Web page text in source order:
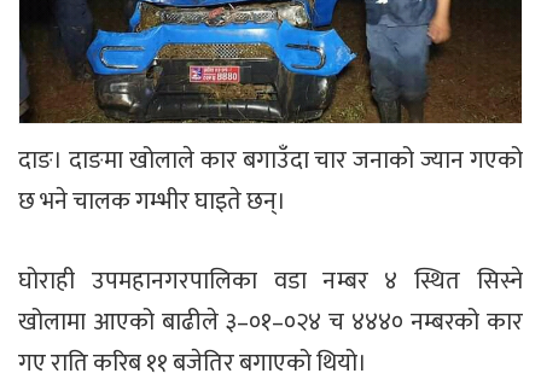
दाङ। दाङमा खोलाले कार बगाउँदा चार जनाको ज्यान गएको
छ भने चालक गम्भीर घाइते छन्।
घोराही उपमहानगरपालिका वडा नम्बर ४ स्थित सिस्ने
खोलामा आएको बाढीले ३–०१–०२४ च ४४४० नम्बरको कार
गए राति करिब ११ बजेतिर बगाएको थियो।